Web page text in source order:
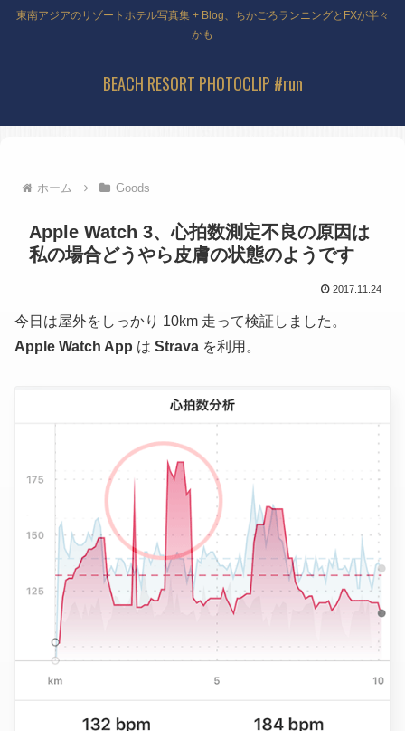
東南アジアのリゾートホテル写真集 + Blog、ちかごろランニングとFXが半々
かも
BEACH RESORT PHOTOCLIP #run
ホーム Goods
Apple Watch 3、心拍数測定不良の原因は
私の場合どうやら皮膚の状態のようです
2017.11.24
今日は屋外をしっかり 10km 走って検証しました。
Apple Watch App は Strava を利用。